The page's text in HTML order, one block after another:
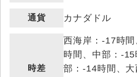
通貨 カナダドル
時差
西海岸：-17時
時間、中部：-15
部：-14時間、